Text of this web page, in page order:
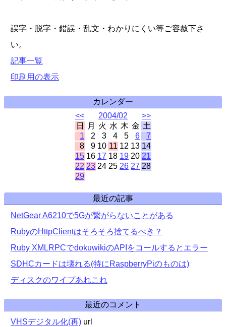
誤字・脱字・錯誤・乱文・わかりにくい等ご容赦下さ
い。
記事一覧
印刷用の表示
カレンダー
<<
2004/02
>>
日
月 火 水 木 金 土
1
2 3 4 5 6
7
8
9 10 11 12 13 14
15 16 17 18 19 20 21
22 23 24 25 26 27 28
29
最近の記事
NetGear A6210で5Gが繋がらないことがある
RubyのHttpClientはそろそろ捨てるべき？
Ruby XMLRPCでdokuwikiのAPIをコールするとエラー
SDHCカードは壊れる(特にRaspberryPiのものは)
ディスクのワイプあれこれ
最近のコメント
VHSデジタル化(再) url